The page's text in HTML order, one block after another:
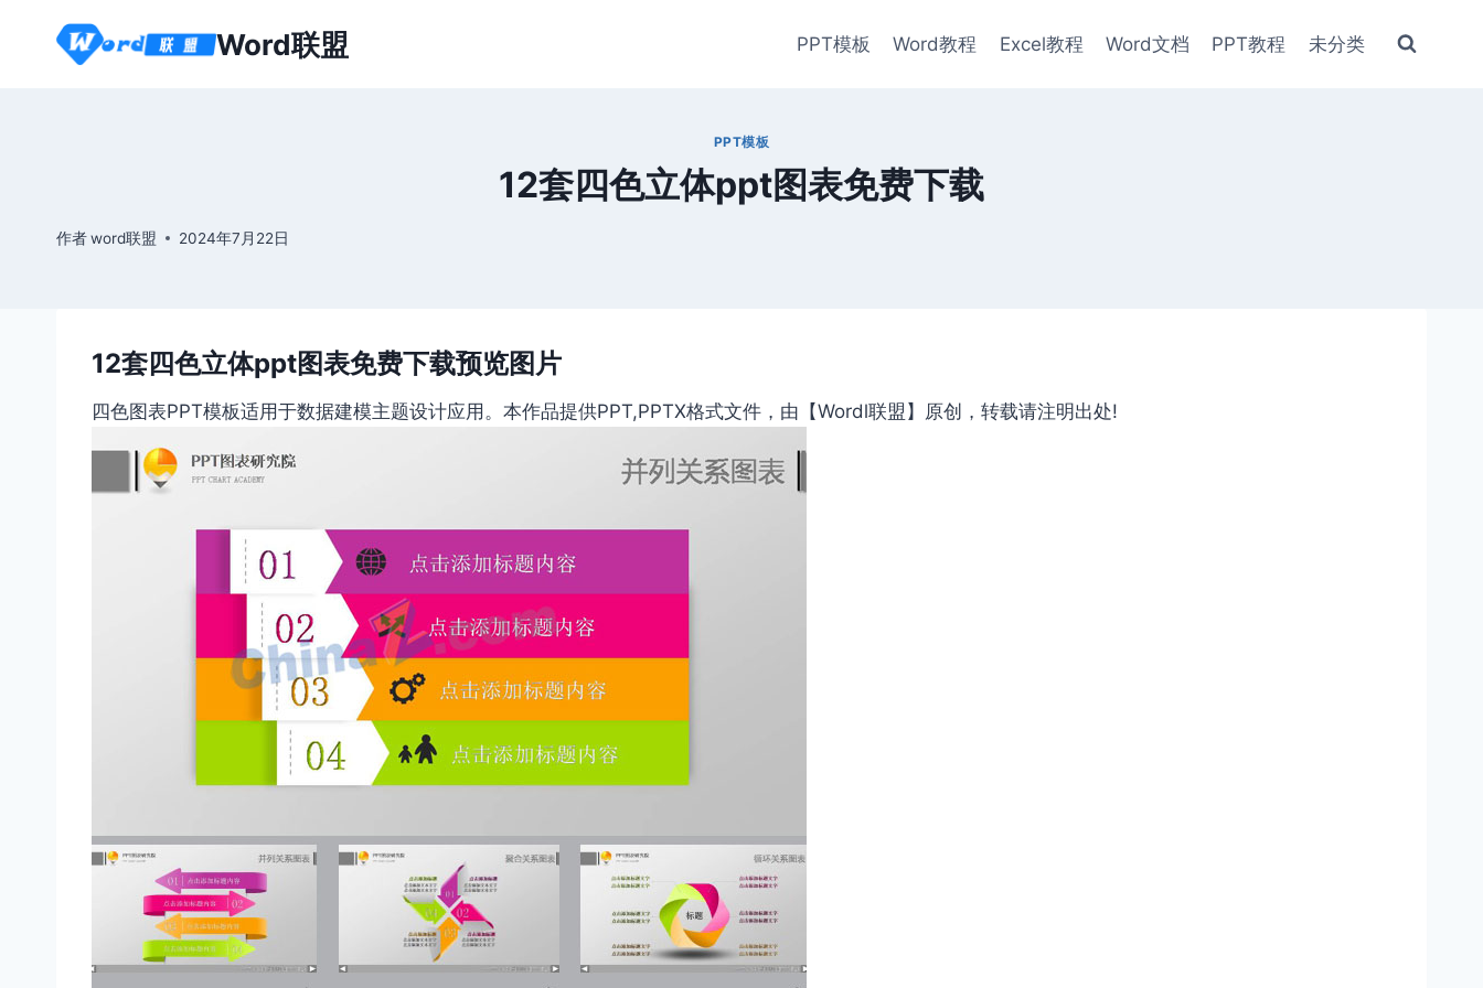
Word联盟 PPT模板 Word教程 Excel教程 Word文档 PPT教程 未分类
PPT模板
12套四色立体ppt图表免费下载
作者word联盟 2024年7月22日
12套四色立体ppt图表免费下载预览图片
四色图表PPT模板适用于数据建模主题设计应用。本作品提供PPT,PPTX格式文件，由【Wordl联盟】原创，转载请注明出处!